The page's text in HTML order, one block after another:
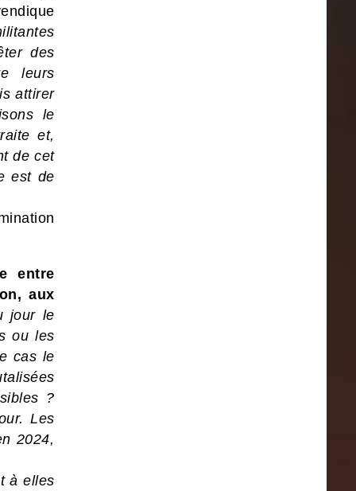
des
leurs
attirer
le
et,
de cet
est de
entre
aux
jour le
ou les
cas le
?
Les
2024,
à elles